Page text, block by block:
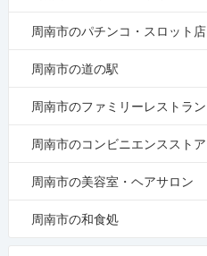
周南市のパチンコ・スロット店
周南市の道の駅
周南市のファミリーレストラン
周南市のコンビニエンスストア
周南市の美容室・ヘアサロン
周南市の和食処